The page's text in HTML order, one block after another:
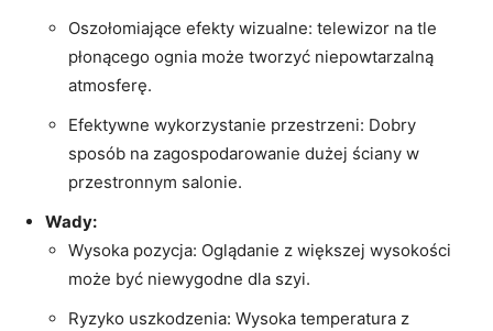
Oszołomiające efekty wizualne: telewizor​ na tle
płonącego ognia może tworzyć niepowtarzalną
atmosferę.
Efektywne ⁣wykorzystanie‍ przestrzeni: Dobry
sposób na zagospodarowanie dużej ⁤ściany ⁤w
przestronnym salonie.
Wady:
Wysoka pozycja: Oglądanie z większej wysokości
może być niewygodne dla szyi.
Ryzyko‌ uszkodzenia: Wysoka temperatura z‍